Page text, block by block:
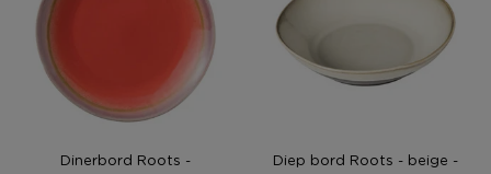
Dinerbord Roots -
Diep bord Roots - beige -